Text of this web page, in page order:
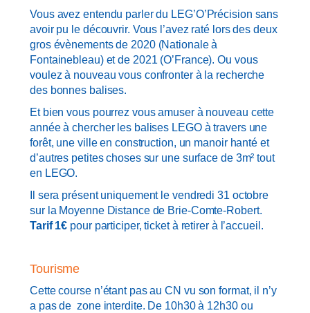
Vous avez entendu parler du LEG’O’Précision sans
avoir pu le découvrir. Vous l’avez raté lors des deux
gros évènements de 2020 (Nationale à
Fontainebleau) et de 2021 (O’France). Ou vous
voulez à nouveau vous confronter à la recherche
des bonnes balises.
Et bien vous pourrez vous amuser à nouveau cette
année à chercher les balises LEGO à travers une
forêt, une ville en construction, un manoir hanté et
d’autres petites choses sur une surface de 3m² tout
en LEGO.
Il sera présent uniquement le vendredi 31 octobre
sur la Moyenne Distance de Brie-Comte-Robert.
Tarif 1€ pour participer, ticket à retirer à l’accueil.
Tourisme
Cette course n’étant pas au CN vu son format, il n’y
a pas de zone interdite. De 10h30 à 12h30 ou